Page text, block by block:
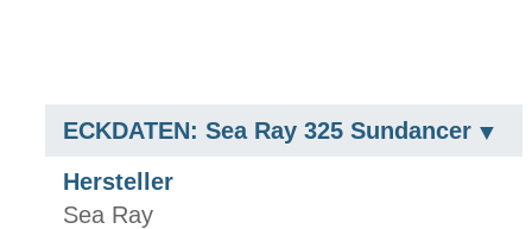
ECKDATEN: Sea Ray 325 Sundancer
Hersteller
Sea Ray